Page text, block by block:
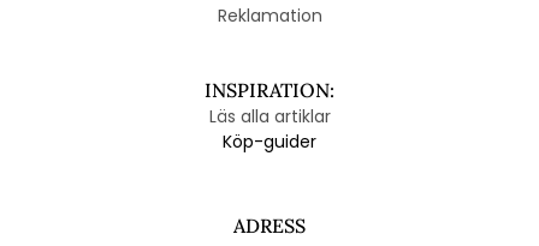
Reklamation
INSPIRATION:
Läs alla artiklar
Köp-guider
ADRESS